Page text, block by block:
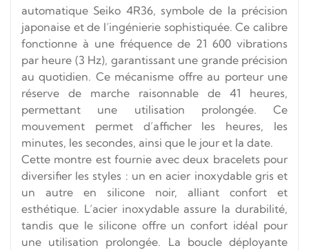
automatique Seiko 4R36, symbole de la précision
japonaise et de l’ingénierie sophistiquée. Ce calibre
fonctionne à une fréquence de 21 600 vibrations
par heure (3 Hz), garantissant une grande précision
au quotidien. Ce mécanisme offre au porteur une
réserve de marche raisonnable de 41 heures,
permettant une utilisation prolongée. Ce
mouvement permet d’afficher les heures, les
minutes, les secondes, ainsi que le jour et la date.
Cette montre est fournie avec deux bracelets pour
diversifier les styles : un en acier inoxydable gris et
un autre en silicone noir, alliant confort et
esthétique. L’acier inoxydable assure la durabilité,
tandis que le silicone offre un confort idéal pour
une utilisation prolongée. La boucle déployante